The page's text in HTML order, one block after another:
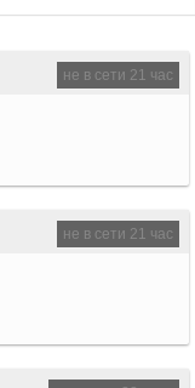
не в сети 21 час
не в сети 21 час